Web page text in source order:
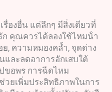
องอื่น แต่ลึกๆ มีสิ่งเดียวที่
ก คุณควรได้ลองใช้ไหมน้ํา
, ความหมองคล้ำ, จุดด่าง
และลดอาการอักเสบใต้
ขอพร การฉีดไหม
วยเพิ่มประสิทธิภาพในการ